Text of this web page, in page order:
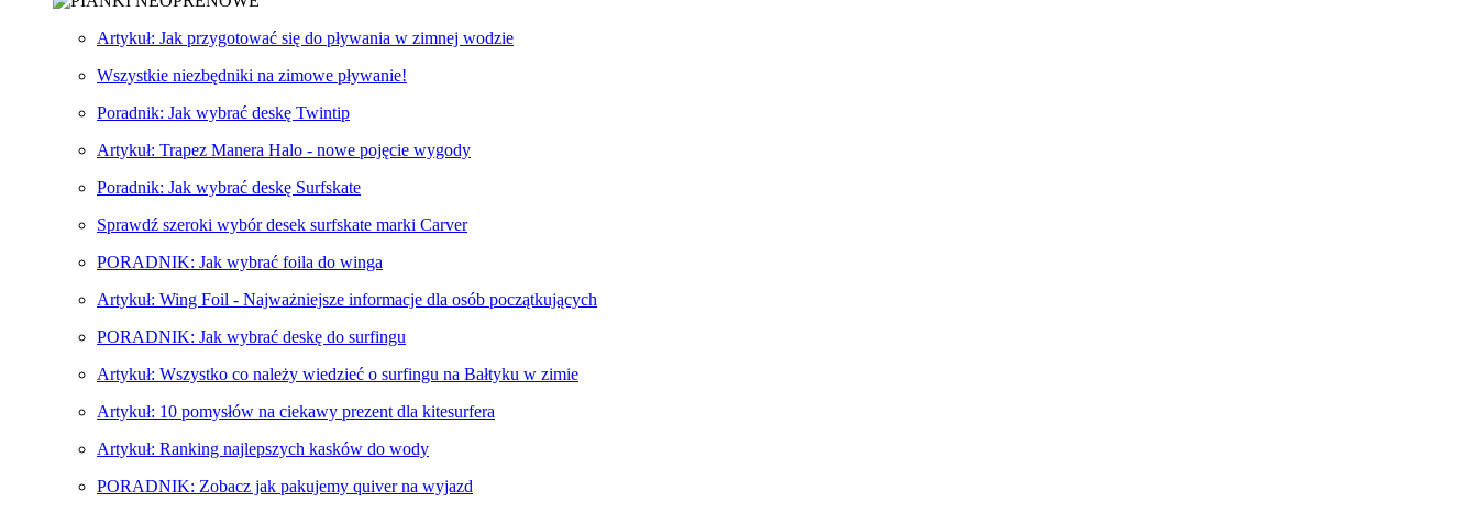
Artykuł: Jak przygotować się do pływania w zimnej wodzie
Wszystkie niezbędniki na zimowe pływanie!
Poradnik: Jak wybrać deskę Twintip
Artykuł: Trapez Manera Halo - nowe pojęcie wygody
Poradnik: Jak wybrać deskę Surfskate
Sprawdź szeroki wybór desek surfskate marki Carver
PORADNIK: Jak wybrać foila do winga
Artykuł: Wing Foil - Najważniejsze informacje dla osób początkujących
PORADNIK: Jak wybrać deskę do surfingu
Artykuł: Wszystko co należy wiedzieć o surfingu na Bałtyku w zimie
Artykuł: 10 pomysłów na ciekawy prezent dla kitesurfera
Artykuł: Ranking najlepszych kasków do wody
PORADNIK: Zobacz jak pakujemy quiver na wyjazd